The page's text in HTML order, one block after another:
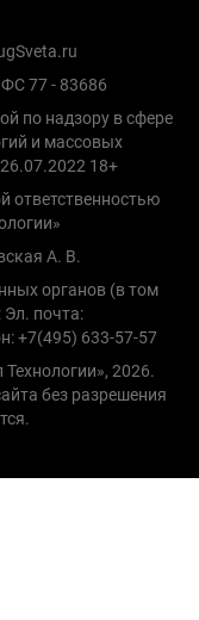
77 - 83686
по надзору в сфере
и массовых
18+
ответственностью
А. В.
органов (в том
почта:
+7(495) 633-57-57
2026.
без разрешения